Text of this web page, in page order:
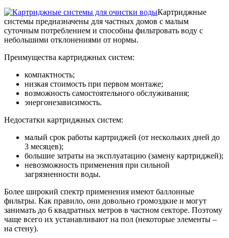
Картриджные
системы предназначены для частных домов с малым
суточным потреблением и способны фильтровать воду с
небольшими отклонениями от нормы.
Преимущества картриджных систем:
компактность;
низкая стоимость при первом монтаже;
возможность самостоятельного обслуживания;
энергонезависимость.
Недостатки картриджных систем:
малый срок работы картриджей (от нескольких дней до
3 месяцев);
большие затраты на эксплуатацию (замену картриджей);
невозможность применения при сильной
загрязненности воды.
Более широкий спектр применения имеют баллонные
фильтры. Как правило, они довольно громоздкие и могут
занимать до 6 квадратных метров в частном секторе. Поэтому
чаще всего их устанавливают на пол (некоторые элементы –
на стену).